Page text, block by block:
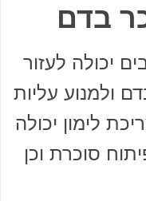
בדם
יכולה לעזור
ולמנוע עליות
לימון יכולה
סוכרת וכן